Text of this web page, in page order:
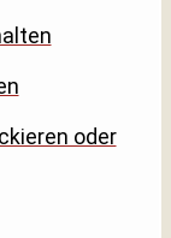
oder